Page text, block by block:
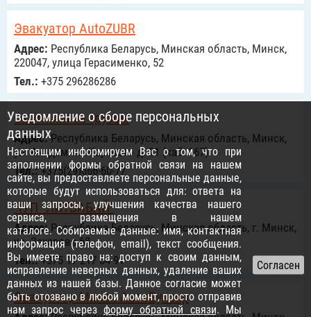
Эвакуатор AutoZUBR
Адрес: Республика Беларусь, Минская область, Минск,
220047, улица Герасименко, 52
Тел.: +375 296286286
Охотники за грузом
Адрес:Республика Беларусь, Минская область, Минск,
ул. Академика Карского д. 21 (каб. 167)
Тел.:+375(29)666-60-77
ЧУП "ЛИТВАБАЙ"
Адрес:Республика Беларусь, Минская область, г. Минск,
ул. Захарова 68
Тел.:+375 17 217 64 91
Эвакуатор Минск АвтоБуксир
Уведомление о сборе персональных
данных
Настоящим информируем Вас о том, что при
заполнении формы обратной связи на нашем
сайте, вы предоставляете персональные данные,
которые будут использоваться для: ответа на
ваши запросы, улучшения качества нашего
сервиса, размещения в нашем
каталоге. Собираемые данные: имя, контактная
информация (телефон, email), текст сообщения.
Вы имеете право на: доступ к своим данным,
исправление неверных данных, удаление ваших
данных из нашей базы. Данное согласие может
быть отозвано в любой момент, просто отправив
нам запрос через форму обратной связи. Мы